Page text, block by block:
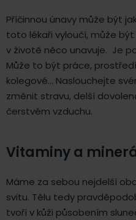
Příčinnou únavy může být
toto lékaři vyloučí, může
v životě něco unavuje. Je
Může to být práce,
kolegové… Naslouchejte
změnit stravu, delší
čerstvém vzduchu.
Vitaminy a
Máme za sebou nejdelší
svitu. Tělu tedy
tvoří v kůži působením